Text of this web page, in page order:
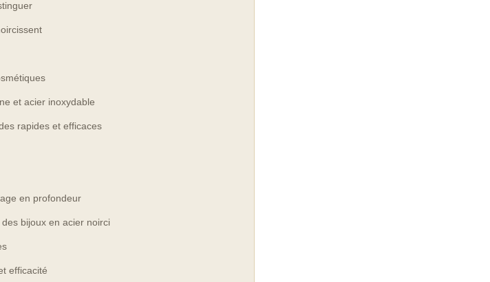
et acier inoxydable
rapides et efficaces
en profondeur
bijoux en acier noirci
efficacité